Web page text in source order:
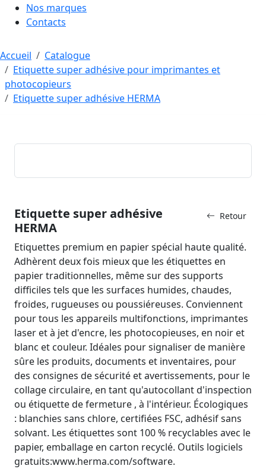
Nos marques
Contacts
Accueil
Catalogue
Etiquette super adhésive pour imprimantes et
photocopieurs
Etiquette super adhésive HERMA
Retour
Etiquette super adhésive
HERMA
Etiquettes premium en papier spécial haute qualité.
Adhèrent deux fois mieux que les étiquettes en
papier traditionnelles, même sur des supports
difficiles tels que les surfaces humides, chaudes,
froides, rugueuses ou poussiéreuses. Conviennent
pour tous les appareils multifonctions, imprimantes
laser et à jet d'encre, les photocopieuses, en noir et
blanc et couleur. Idéales pour signaliser de manière
sûre les produits, documents et inventaires, pour
des consignes de sécurité et avertissements, pour le
collage circulaire, en tant qu'autocollant d'inspection
ou étiquette de fermeture , à l'intérieur. Écologiques
: blanchies sans chlore, certifiées FSC, adhésif sans
solvant. Les étiquettes sont 100 % recyclables avec le
papier, emballage en carton recyclé. Outils logiciels
gratuits:www.herma.com/software.